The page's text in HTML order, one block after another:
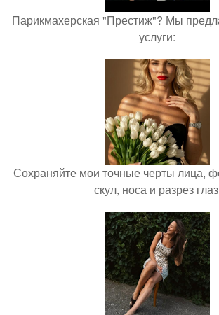
Парикмахерская "Престиж"? Мы
услуги:
Сохраняйте мои точные черты лица,
скул, носа и разрез